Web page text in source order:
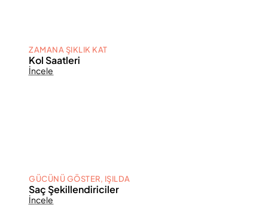
ZAMANA ŞIKLIK KAT
Kol Saatleri
İncele
GÜCÜNÜ GÖSTER, IŞILDA
Saç Şekillendiriciler
İncele